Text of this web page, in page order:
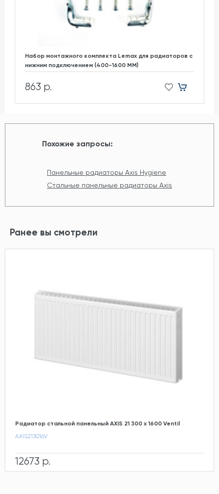
Набор монтажного комплекта Lemax для радиаторов с
нижним подключением (400-1600 ММ)
863 р.
Похожие запросы:
Панельные радиаторы Axis Hygiene
Стальные панельные радиаторы Axis
Ранее вы смотрели
Радиатор стальной панельный AXIS 21 300 x 1600 Ventil
AXIS213016V
12673 р.